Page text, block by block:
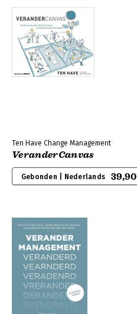
Ten Have Change Management
VeranderCanvas
Gebonden | Nederlands 39,90